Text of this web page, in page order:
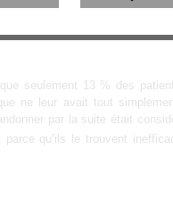
seulement 13 % des
ne leur avait tout
par la suite était
qu’ils le trouvent